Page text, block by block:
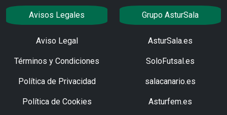
Avisos Legales
Aviso Legal
Términos y Condiciones
Política de Privacidad
Política de Cookies
Grupo AsturSala
AsturSala.es
SoloFutsal.es
salacanario.es
Asturfem.es